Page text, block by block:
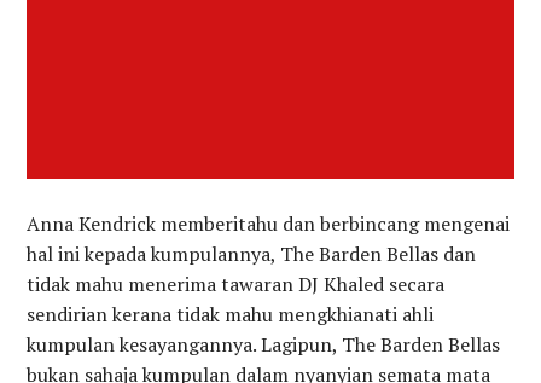
Anna Kendrick memberitahu dan berbincang mengenai
hal ini kepada kumpulannya, The Barden Bellas dan
tidak mahu menerima tawaran DJ Khaled secara
sendirian kerana tidak mahu mengkhianati ahli
kumpulan kesayangannya. Lagipun, The Barden Bellas
bukan sahaja kumpulan dalam nyanyian semata mata